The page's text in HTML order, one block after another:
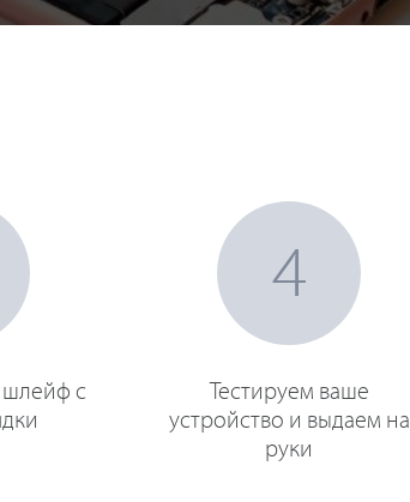
с
4
Тестируем ваше
устройство и выдаем на
руки